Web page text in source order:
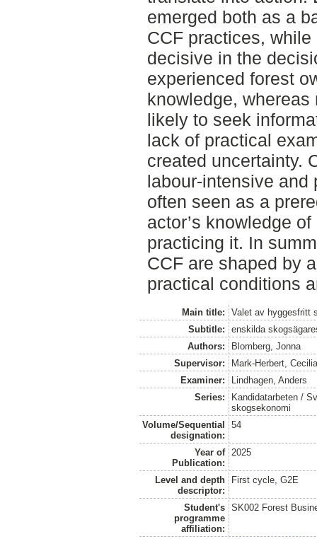
emerged both as a
CCF practices,
decisive in the
experienced forest
knowledge, whereas
likely to seek
lack of practical
created uncertainty.
labour-intensive and
often seen as a
actor’s knowledge
practicing it. In
CCF are shaped by
practical conditions
Main title:
Valet av hyggesfritt
Subtitle:
enskilda
Authors:
Blomberg, Jonna
Supervisor:
Mark-Herbert,
Examiner:
Lindhagen, Anders
Series:
Kandidatarbeten /
skogsekonomi
Volume/Sequential
designation:
54
Year of
Publication:
2025
Level and depth
descriptor:
First cycle, G2E
Student's
programme
affiliation:
SK002 Forest